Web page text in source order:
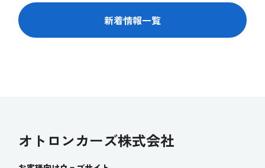
新着情報一覧
オトロンカーズ株式会社